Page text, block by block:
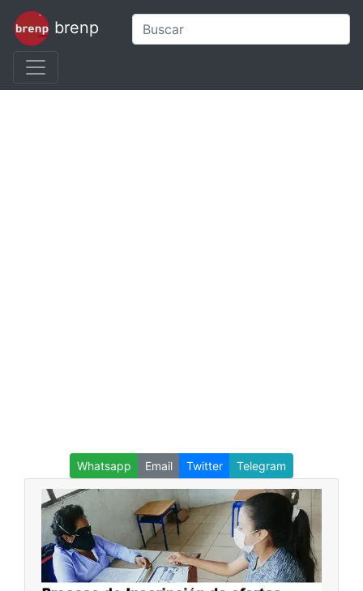
brenp
Whatsapp Email Twitter Telegram